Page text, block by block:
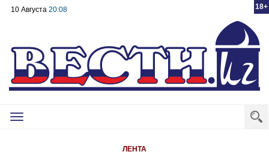
18+
10 Августа 20:08
Toggle
ЛЕНТА